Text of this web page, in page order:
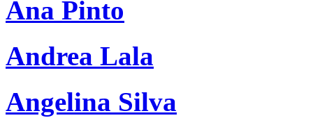
Ana Pinto
Andrea Lala
Angelina Silva